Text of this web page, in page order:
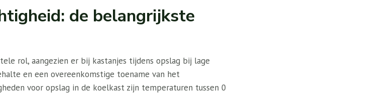
de belangrijkste
rol, aangezien er bij kastanjes tijdens opslag bij lage
en een overeenkomstige toename van het
voor opslag in de koelkast zijn temperaturen tussen 0